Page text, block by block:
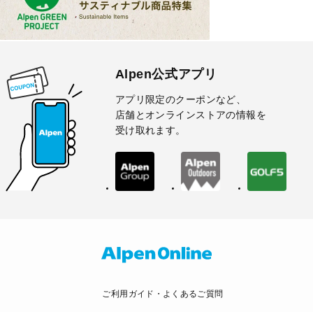
Alpen公式アプリ
アプリ限定のクーポンなど、
店舗とオンラインストアの情報を
受け取れます。
ご利用ガイド・よくあるご質問